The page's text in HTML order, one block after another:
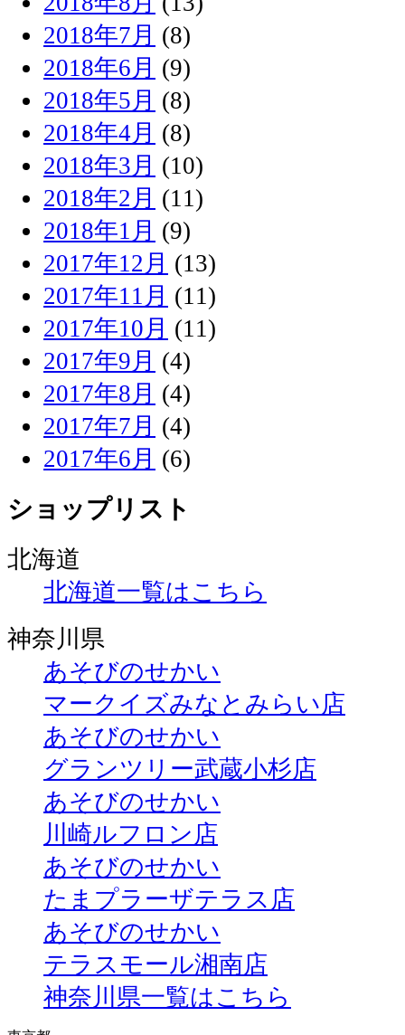
2018年7月 (8)
2018年6月 (9)
2018年5月 (8)
2018年4月 (8)
2018年3月 (10)
2018年2月 (11)
2018年1月 (9)
2017年12月 (13)
2017年11月 (11)
2017年10月 (11)
2017年9月 (4)
2017年8月 (4)
2017年7月 (4)
2017年6月 (6)
ショップリスト
北海道
北海道一覧はこちら
神奈川県
あそびのせかい
マークイズみなとみらい店
あそびのせかい
グランツリー武蔵小杉店
あそびのせかい
川崎ルフロン店
あそびのせかい
たまプラーザテラス店
あそびのせかい
テラスモール湘南店
神奈川県一覧はこちら